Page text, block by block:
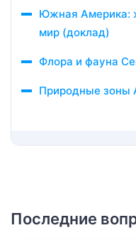
Южная Америка:
мир (доклад)
Флора и фауна
Природные зоны
Последние